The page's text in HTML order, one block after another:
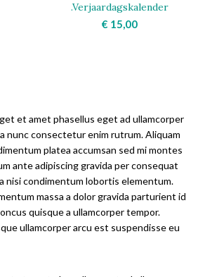
.Verjaardagskalender
€ 15,00
et amet phasellus eget ad ullamcorper
nunc consectetur enim rutrum. Aliquam
platea accumsan sed mi montes
ante adipiscing gravida per consequat
nisi condimentum lobortis elementum.
massa a dolor gravida parturient id
quisque a ullamcorper tempor.
ullamcorper arcu est suspendisse eu